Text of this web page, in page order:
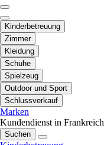
Kinderbetreuung
Zimmer
Kleidung
Schuhe
Spielzeug
Outdoor und Sport
Schlussverkauf
Marken
Kundendienst in Frankreich
Suchen